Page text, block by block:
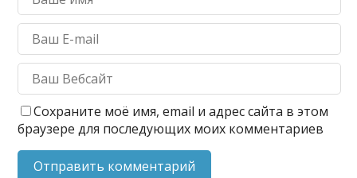
Сохраните моё имя, email и адрес сайта в этом
браузере для последующих моих комментариев